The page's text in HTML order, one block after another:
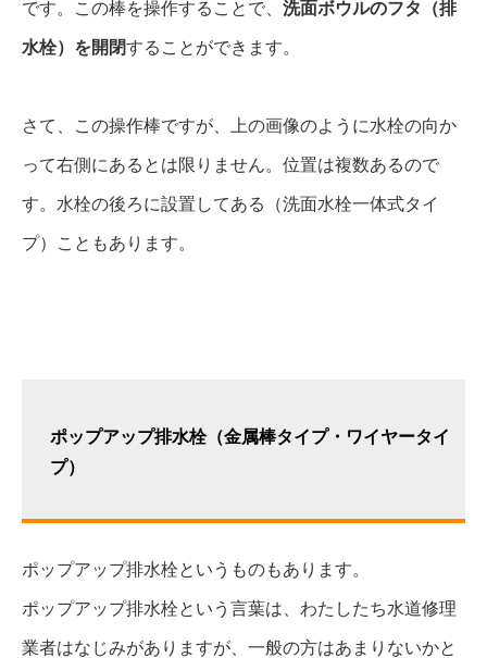
です。この棒を操作することで、 洗面ボウルのフタ（排
水栓）を開閉することができます。
さて、この操作棒ですが、上の画像のように水栓の向か
って右側にあるとは限りません。位置は複数あるので
す。水栓の後ろに設置してある（洗面水栓一体式タイ
プ）こともあります。
ポップアップ排水栓（金属棒タイプ・ワイヤータイ
プ）
ポップアップ排水栓というものもあります。
ポップアップ排水栓という言葉は、わたしたち水道修理
業者はなじみがありますが、一般の方はあまりないかと